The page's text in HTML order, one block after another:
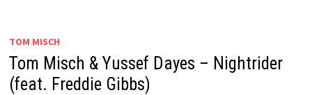
TOM MISCH
Tom Misch & Yussef Dayes – Nightrider
(feat. Freddie Gibbs)